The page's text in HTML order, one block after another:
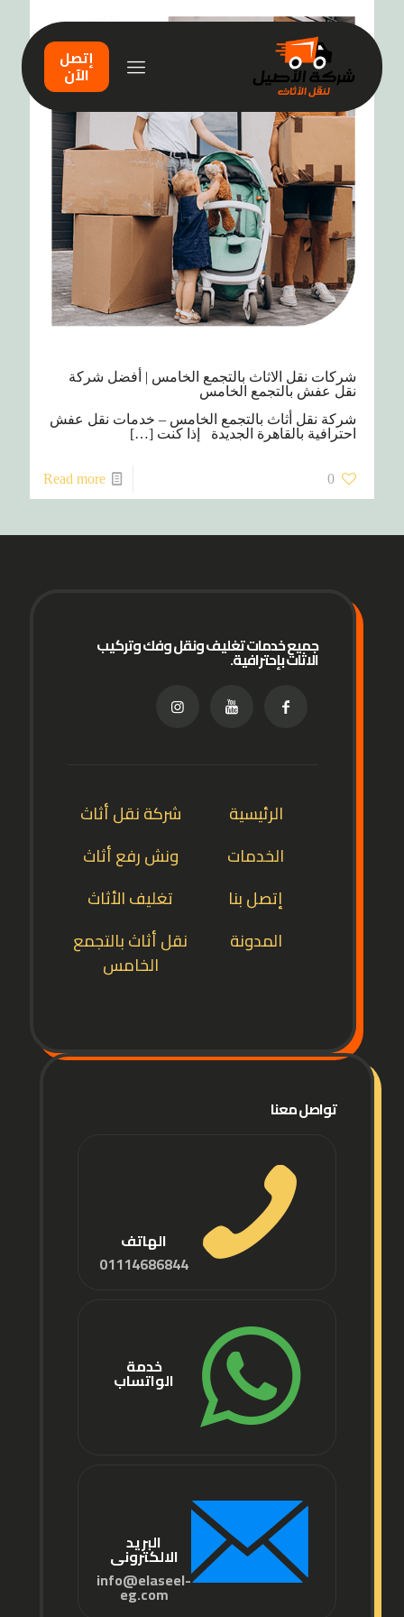
إتصل
الآن
شركات نقل الاثاث بالتجمع الخامس | أفضل شركة
نقل عفش بالتجمع الخامس
شركة نقل أثاث بالتجمع الخامس – خدمات نقل عفش
احترافية بالقاهرة الجديدة إذا كنت […]
0
Read more
جميع خدمات تغليف ونقل وفك وتركيب
الاثاث بإحترافية.
الرئيسية
الخدمات
إتصل بنا
المدونة
شركة نقل أثاث
ونش رفع أثاث
تغليف الأثاث
نقل أثاث بالتجمع
الخامس
تواصل معنا
الهاتف
01114686844
خدمة
الواتساب
البريد
الالكترونى
info@elaseel-
eg.com